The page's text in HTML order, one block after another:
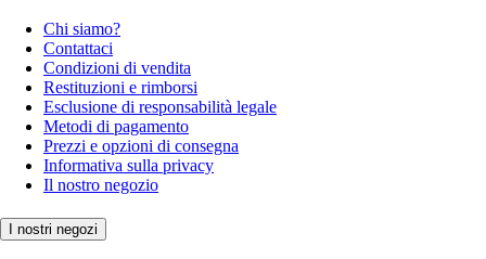
Chi siamo?
Contattaci
Condizioni di vendita
Restituzioni e rimborsi
Esclusione di responsabilità legale
Metodi di pagamento
Prezzi e opzioni di consegna
Informativa sulla privacy
Il nostro negozio
I nostri negozi